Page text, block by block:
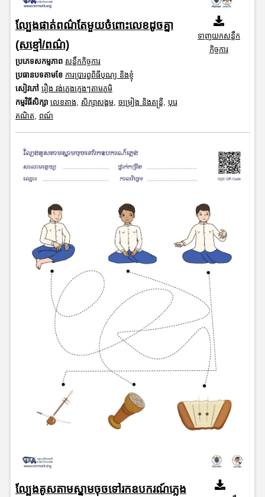
ល្បែងផាត់ពណ៌តែមួយចំពោះលេខដូចគ្នា
(សខ្មៅ/ពណ៌)
ប្រភេទសកម្មភាព សន្លឹកកិច្ចការ
ប្រធានបទតាមខែ ការប្រារព្ធពិធីបុណ្យ និងខ្ញុំ
សៀវភៅ រឿង វង់ភ្លេងក្មេងៗតាមភូមិ
កម្មវិធីសិក្សា លេខតាង សិក្សាសង្គម, ចម្រៀង និងតន្ត្រី បុរេ
គណិត
ពណ៍
ទាញយកសន្លឹក
កិច្ចការ
ល្បែងគូសតាមស្នាមចុចទៅរកឧបករណ៍ភ្លេង